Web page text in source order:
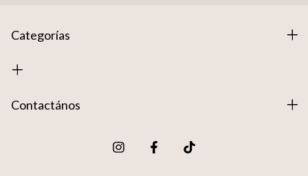
Categorías
Contactános